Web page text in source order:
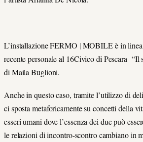
L’installazione FERMO | MOBILE è in
recente personale al 16Civico di Pescara “Il
di Maila Buglioni.
Anche in questo caso, tramite l’utilizzo di
ci sposta metaforicamente su concetti della
esseri umani dove l’essenza dei due può
le relazioni di incontro-scontro cambiano in